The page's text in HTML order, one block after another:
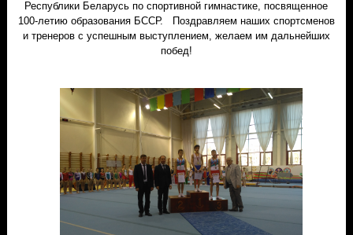
Республики Беларусь по спортивной гимнастике, посвященное
100-летию образования БССР. Поздравляем наших спортсменов
и тренеров с успешным выступлением, желаем им дальнейших
побед!